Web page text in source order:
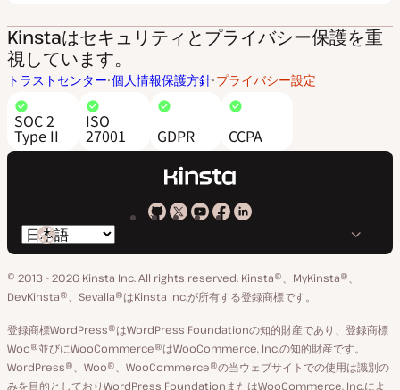
Kinstaはセキュリティとプライバシー保護を重
視しています。
トラストセンター 個人情報保護方針 プライバシー設定
SOC 2
Type II
ISO
27001 GDPR CCPA
Kinsta
GitHub
Kinsta
X
ア
カ
ウ
ン
Kinsta
YouTube
Kinsta
Facebook
Kinsta
LinkedIn
ペ
ー
ジ
言
語
の
り
替
え
© 2013 - 2026 Kinsta Inc. All rights reserved. Kinsta®、MyKinsta®、
DevKinsta®、Sevalla®はKinsta Inc.が所有する登録商標です。
登録商標WordPress®はWordPress Foundationの知的財産であり、登録商標
Woo®並びにWooCommerce®はWooCommerce, Inc.の知的財産です。
WordPress®、Woo®、WooCommerce®の当ウェブサイトでの使用は識別の
みを目的としておりWordPress FoundationまたはWooCommerce, Inc.によ